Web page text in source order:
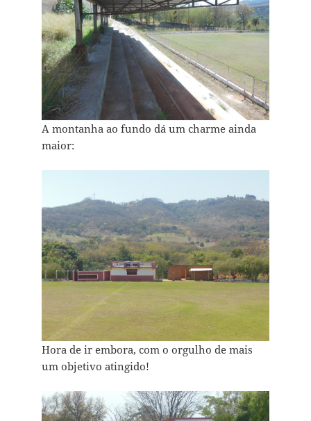
A montanha ao fundo dá um charme ainda
maior:
Hora de ir embora, com o orgulho de mais
um objetivo atingido!